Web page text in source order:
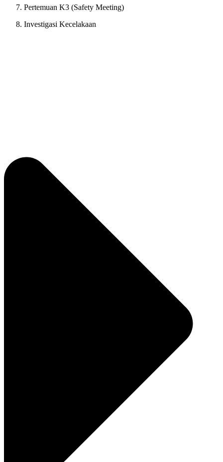
Pertemuan K3 (Safety Meeting)
Investigasi Kecelakaan